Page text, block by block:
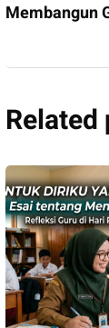
Membangun
Related